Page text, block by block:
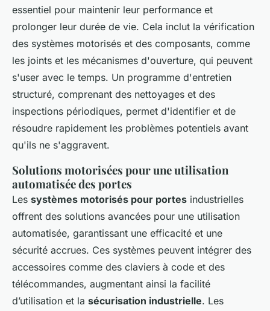
essentiel pour maintenir leur performance et
prolonger leur durée de vie. Cela inclut la vérification
des systèmes motorisés et des composants, comme
les joints et les mécanismes d'ouverture, qui peuvent
s'user avec le temps. Un programme d'entretien
structuré, comprenant des nettoyages et des
inspections périodiques, permet d'identifier et de
résoudre rapidement les problèmes potentiels avant
qu'ils ne s'aggravent.
Solutions motorisées pour une utilisation
automatisée des portes
Les systèmes motorisés pour portes industrielles
offrent des solutions avancées pour une utilisation
automatisée, garantissant une efficacité et une
sécurité accrues. Ces systèmes peuvent intégrer des
accessoires comme des claviers à code et des
télécommandes, augmentant ainsi la facilité
d’utilisation et la sécurisation industrielle. Les